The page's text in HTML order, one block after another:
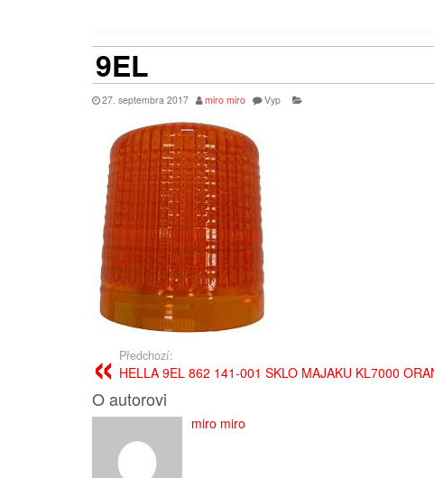
9EL
27. septembra 2017 miro miro Vyp
Předchozí:
HELLA 9EL 862 141-001 SKLO MAJAKU KL7000
O autorovi
miro miro